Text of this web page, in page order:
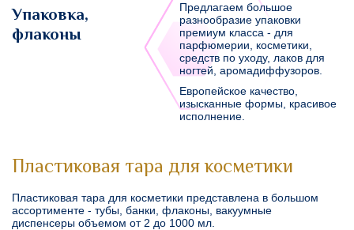
Упаковка,
флаконы
Предлагаем большое
разнообразие упаковки
премиум класса - для
парфюмерии, косметики,
средств по уходу, лаков для
ногтей, аромадиффузоров.
Европейское качество,
изысканные формы, красивое
исполнение.
Пластиковая тара для косметики
Пластиковая тара для косметики представлена в большом
ассортименте - тубы, банки, флаконы, вакуумные
диспенсеры объемом от 2 до 1000 мл.